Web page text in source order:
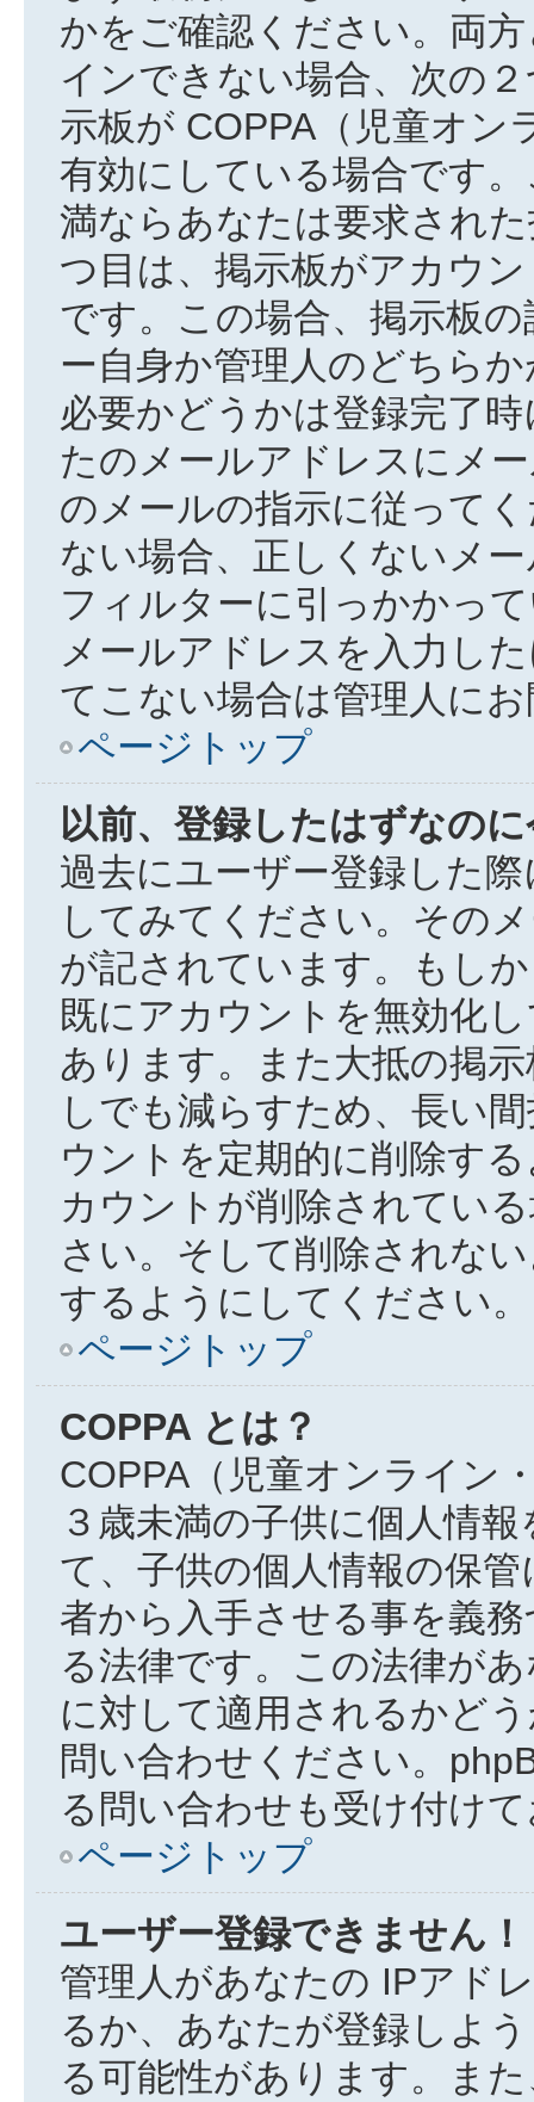
かをご確認ください。両
インできない場合、次の
示板が COPPA（児童オン
有効にしている場合です
満ならあなたは要求され
つ目は、掲示板がアカウ
です。この場合、掲示板
ー自身か管理人のどちら
必要かどうかは登録完了
たのメールアドレスにメ
のメールの指示に従って
ない場合、正しくないメ
フィルターに引っかかっ
メールアドレスを入力し
てこない場合は管理人に
ページトップ
以前、登録したはずなの
過去にユーザー登録した
してみてください。その
が記されています。もし
既にアカウントを無効化
あります。また大抵の掲
しでも減らすため、長い
ウントを定期的に削除す
カウントが削除されてい
さい。そして削除されな
するようにしてください。
ページトップ
COPPA とは？
COPPA（児童オンライン
３歳未満の子供に個人情
て、子供の個人情報の保
者から入手させる事を義
る法律です。この法律が
に対して適用されるかど
問い合わせください。
る問い合わせも受け付け
ページトップ
ユーザー登録できません！
管理人があなたの IPアド
るか、あなたが登録しよ
る可能性があります。ま